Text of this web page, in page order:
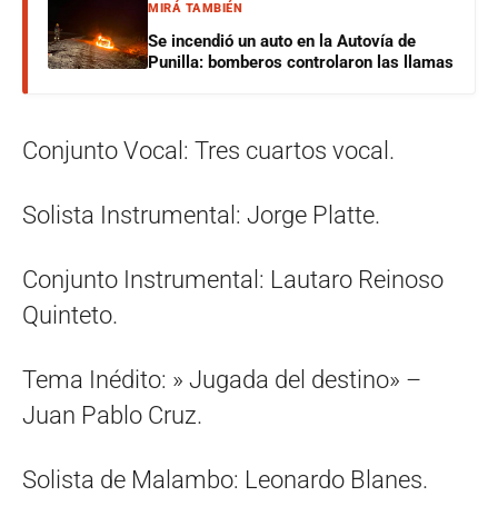
MIRÁ TAMBIÉN
Se incendió un auto en la Autovía de
Punilla: bomberos controlaron las llamas
Conjunto Vocal: Tres cuartos vocal.
Solista Instrumental: Jorge Platte.
Conjunto Instrumental: Lautaro Reinoso
Quinteto.
Tema Inédito: » Jugada del destino» –
Juan Pablo Cruz.
Solista de Malambo: Leonardo Blanes.